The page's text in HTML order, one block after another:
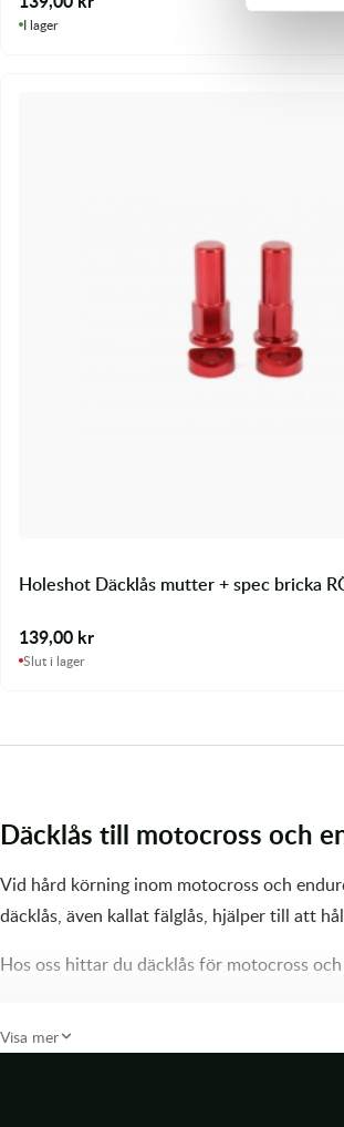
I lager
Holeshot Däcklås mutter + spec bricka
139,00 kr
Slut i lager
Däcklås till motocross och
Vid hård körning inom motocross och
däcklås, även kallat fälglås, hjälper till att
Hos oss hittar du däcklås för motocross
Ett däcklås är en komponent som
Visa mer